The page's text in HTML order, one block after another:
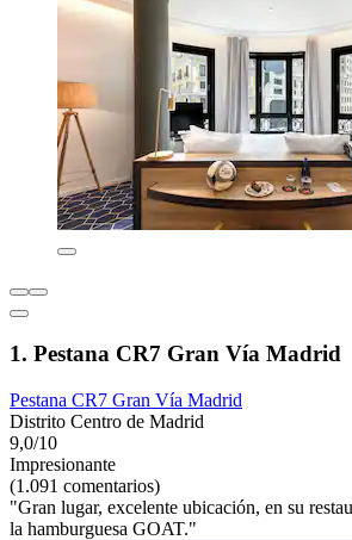
1. Pestana CR7 Gran Vía Madrid
Pestana CR7 Gran Vía Madrid
Distrito Centro de Madrid
9,0/10
Impresionante
(1.091 comentarios)
"Gran lugar, excelente ubicación, en su
la hamburguesa GOAT."